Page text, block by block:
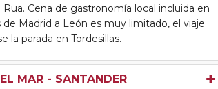
Cena de gastronomía local incluida en
Madrid a León es muy limitado, el viaje
parada en Tordesillas.
MAR - SANTANDER